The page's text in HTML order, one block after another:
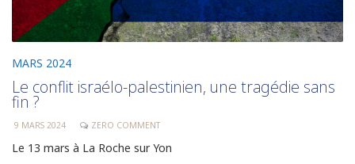
MARS 2024
Le conflit israélo-palestinien, une tragédie sans
fin ?
9 MARS 2024 ZERO COMMENT
Le 13 mars à La Roche sur Yon